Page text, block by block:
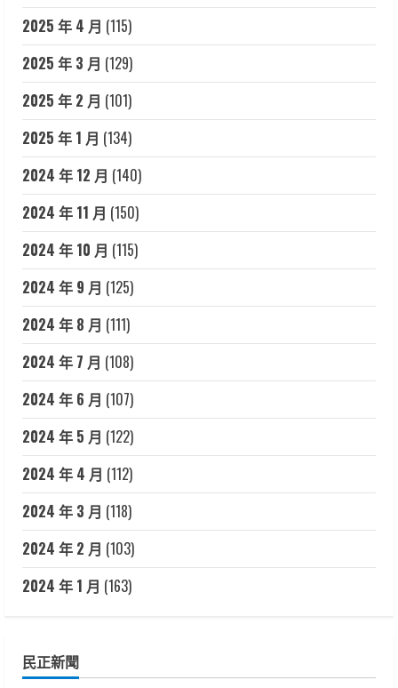
2025 年 4 月 (115)
2025 年 3 月 (129)
2025 年 2 月 (101)
2025 年 1 月 (134)
2024 年 12 月 (140)
2024 年 11 月 (150)
2024 年 10 月 (115)
2024 年 9 月 (125)
2024 年 8 月 (111)
2024 年 7 月 (108)
2024 年 6 月 (107)
2024 年 5 月 (122)
2024 年 4 月 (112)
2024 年 3 月 (118)
2024 年 2 月 (103)
2024 年 1 月 (163)
民正新聞